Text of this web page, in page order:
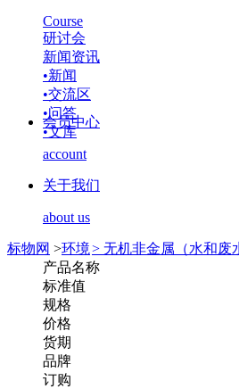
Course
研讨会
新闻资讯
•新闻
•交流区
•问答
•文库
会员中心
account
关于我们
about us
标物网 >环境> 无机非金属（水和废
产品名称
标准值
规格
价格
货期
品牌
订购